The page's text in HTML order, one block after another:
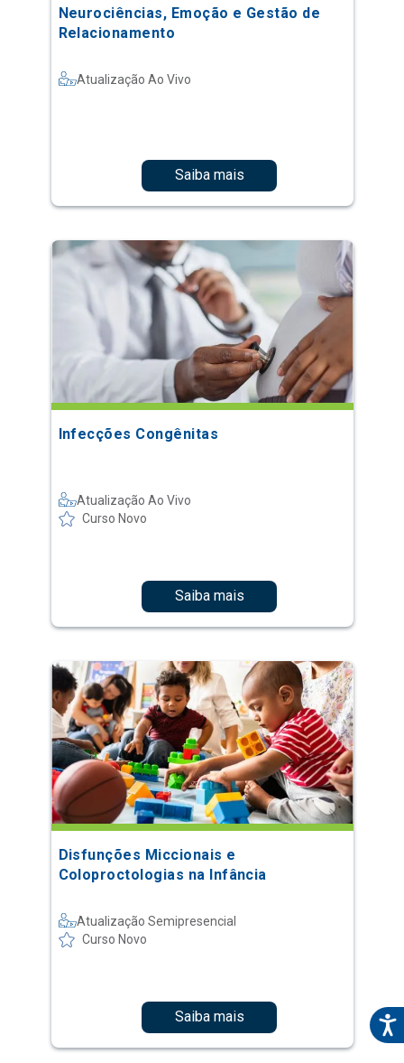
Neurociências, Emoção e Gestão de
Relacionamento
Atualização Ao Vivo
Saiba mais
Infecções Congênitas
Atualização Ao Vivo
Curso Novo
Saiba mais
Disfunções Miccionais e
Coloproctologias na Infância
Atualização Semipresencial
Curso Novo
Saiba mais